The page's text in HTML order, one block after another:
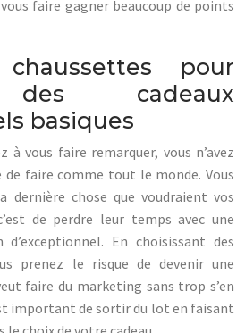
faire gagner beaucoup de points
pour
des cadeaux
basiques
à vous faire remarquer, vous n’avez
faire comme tout le monde. Vous
dernière chose que voudraient vos
de perdre leur temps avec une
En choisissant des
prenez le risque de devenir une
faire du marketing sans trop s’en
important de sortir du lot en faisant